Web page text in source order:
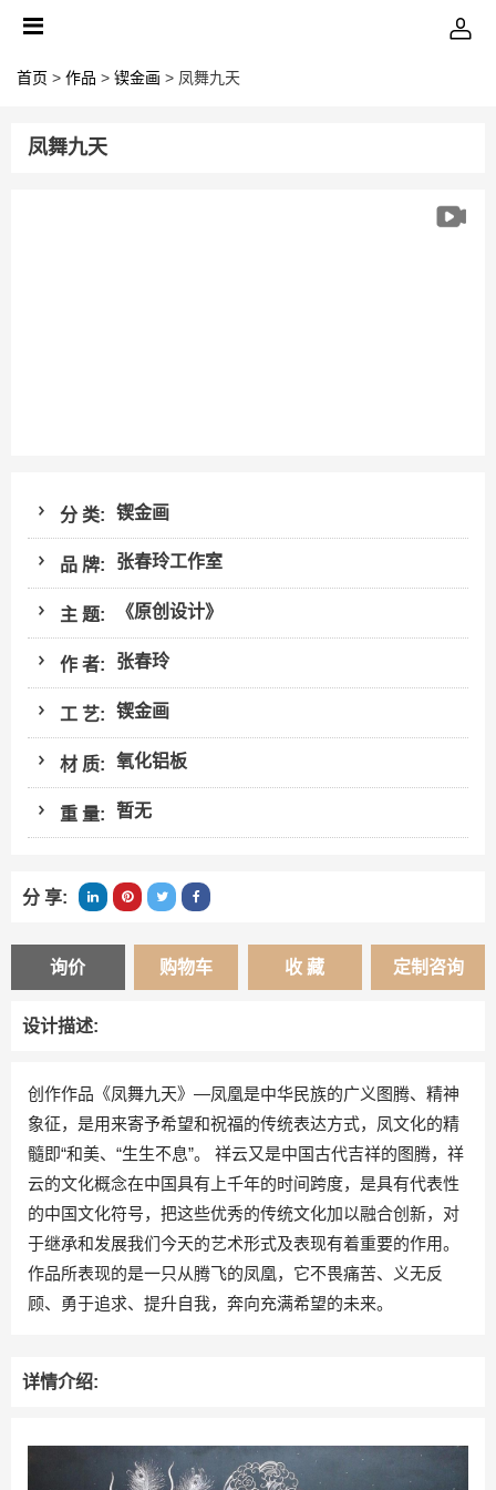
首页 > 作品 > 锲金画 > 凤舞九天
凤舞九天
分 类: 锲金画
品 牌: 张春玲工作室
主 题: 《原创设计》
作 者: 张春玲
工 艺: 锲金画
材 质: 氧化铝板
重 量: 暂无
分 享:
询价 购物车 收 藏 定制咨询
设计描述:
创作作品《凤舞九天》—凤凰是中华民族的广义图腾、精神
象征，是用来寄予希望和祝福的传统表达方式，凤文化的精
髓即“和美、“生生不息”。 祥云又是中国古代吉祥的图腾，祥
云的文化概念在中国具有上千年的时间跨度，是具有代表性
的中国文化符号，把这些优秀的传统文化加以融合创新，对
于继承和发展我们今天的艺术形式及表现有着重要的作用。
作品所表现的是一只从腾飞的凤凰，它不畏痛苦、义无反
顾、勇于追求、提升自我，奔向充满希望的未来。
详情介绍: